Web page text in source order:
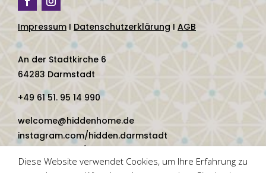
Impressum I Datenschutzerklärung I AGB
An der Stadtkirche 6
64283 Darmstadt
+49 61 51. 95 14 990
welcome@hiddenhome.de
instagram.com/hidden.darmstadt
facebook.com/hidden.darmstadt
Diese Website verwendet Cookies, um Ihre Erfahrung zu